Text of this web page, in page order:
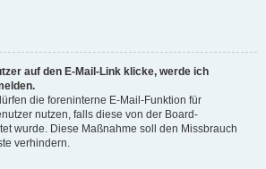
auf den E-Mail-Link klicke, werde ich
die foreninterne E-Mail-Funktion für
nutzen, falls diese von der Board-
wurde. Diese Maßnahme soll den Missbrauch
verhindern.